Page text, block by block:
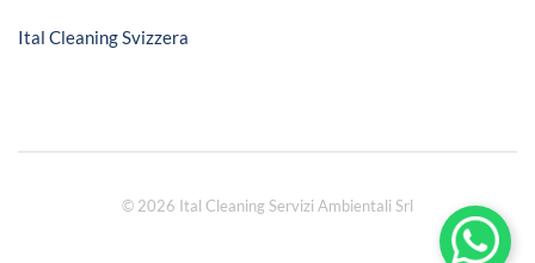
Ital Cleaning Svizzera
© 2026 Ital Cleaning Servizi Ambientali Srl